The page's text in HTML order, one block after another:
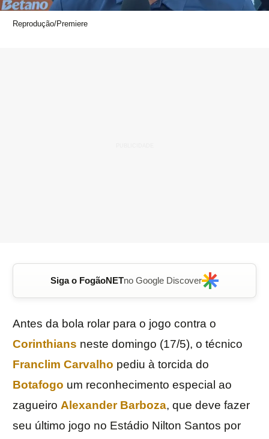
Reprodução/Premiere
Siga o FogãoNETno Google Discover
Antes da bola rolar para o jogo contra o
Corinthians neste domingo (17/5), o técnico
Franclim Carvalho pediu à torcida do
Botafogo um reconhecimento especial ao
zagueiro Alexander Barboza, que deve fazer
seu último jogo no Estádio Nilton Santos por